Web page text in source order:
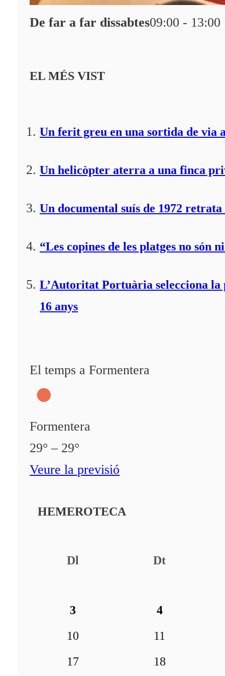
De far a far dissabtes09:00 - 13:00
EL MÉS VIST
Un ferit greu en una sortida de via
Un helicòpter aterra a una finca
Un documental suís de 1972
“Les copines de les platges no
L’Autoritat Portuària selecciona
16 anys
El temps a Formentera
Formentera
29° – 29°
Veure la previsió
HEMEROTECA
Dl Dt
3
4
10
11
17
18